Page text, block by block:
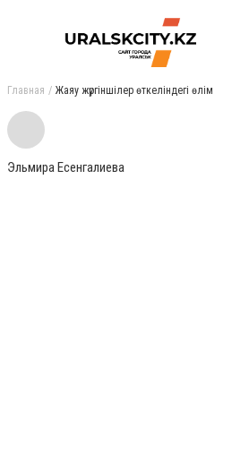
Главная Жаяу жүргіншілер өткеліндегі өлім
Эльмира Есенгалиева